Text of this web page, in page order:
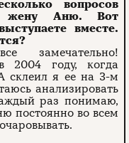
вопросов
жену Аню. Вот
вместе.
2004 году, когда
склеил я ее на 3-м
анализировать
раз понимаю,
постоянно во всем